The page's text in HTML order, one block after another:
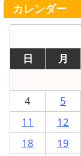
カレンダー
日
月
4
5
11
12
18
19